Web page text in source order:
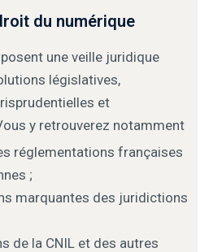
du numérique
une veille juridique
législatives,
et
y retrouverez notamment
réglementations françaises
;
marquantes des juridictions
de la CNIL et des autres